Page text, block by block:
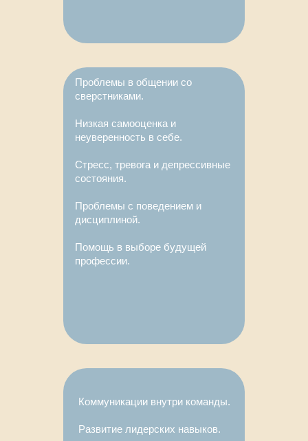
Проблемы в общении со
сверстниками.
Низкая самооценка и
неуверенность в себе.
Стресс, тревога и депрессивные
состояния.
Проблемы с поведением и
дисциплиной.
Помощь в выборе будущей
профессии.
Коммуникации внутри команды.
Развитие лидерских навыков.